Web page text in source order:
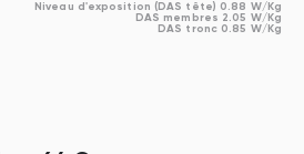
Niveau d'exposition (DAS tête) 0.88 W/Kg
DAS membres 2.05 W/Kg
DAS tronc 0.85 W/Kg